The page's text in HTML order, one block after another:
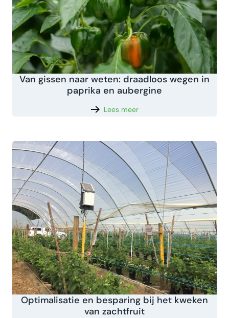
Van gissen naar weten: draadloos wegen in
paprika en aubergine
Lees meer
Optimalisatie en besparing bij het kweken
van zachtfruit